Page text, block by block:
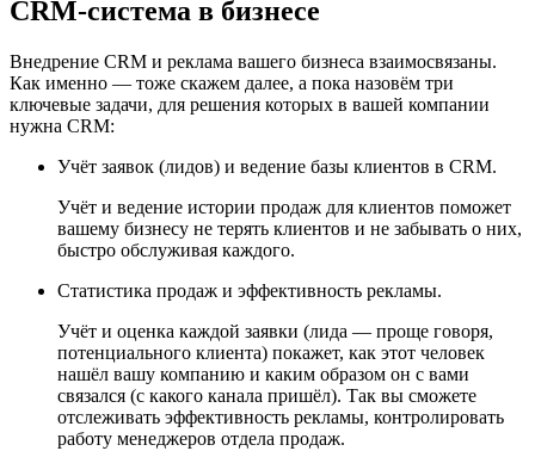
CRM-система в бизнесе
Внедрение CRM и реклама вашего бизнеса взаимосвязаны.
Как именно — тоже скажем далее, а пока назовём три
ключевые задачи, для решения которых в вашей компании
нужна CRM:
Учёт заявок (лидов) и ведение базы клиентов в CRM.
Учёт и ведение истории продаж для клиентов поможет
вашему бизнесу не терять клиентов и не забывать о них,
быстро обслуживая каждого.
Статистика продаж и эффективность рекламы.
Учёт и оценка каждой заявки (лида — проще говоря,
потенциального клиента) покажет, как этот человек
нашёл вашу компанию и каким образом он с вами
связался (с какого канала пришёл). Так вы сможете
отслеживать эффективность рекламы, контролировать
работу менеджеров отдела продаж.